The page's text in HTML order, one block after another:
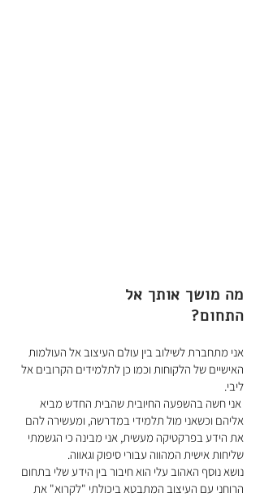
מה מושך אותך אל
התחום?
אני מתחברת לשילוב בין עולם העיצוב אל העולמות
האישיים של הלקוחות וכמו כן לתלמידים הקרובים אל
ליבי.
אני חשה בהשפעה החיובית שהבית החדש מביא
אליהם וכשאני מול תלמידי במדרשה, ומעשירה להם
את הידע בפרקטיקה מעשית, אני מבינה כי הגשמתי
שליחות אישית המהווה עבורי סיפוק וגאווה.
נושא נוסף האהוב עלי הוא חיבור בין הידע שלי בתחום
הרוחני עם העיצוב המתבטא ביכולתי "לקרוא" את